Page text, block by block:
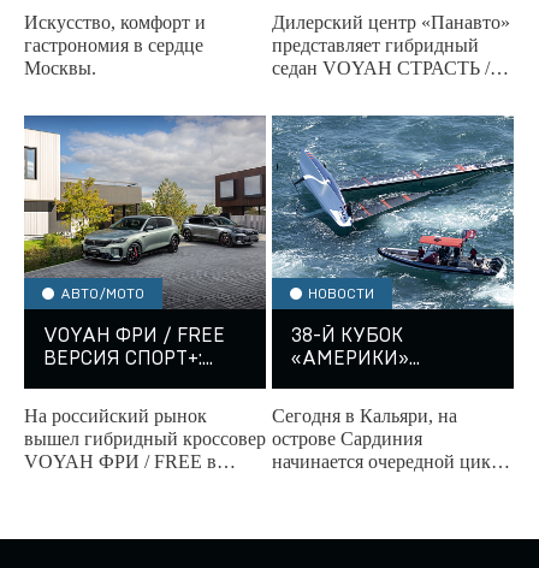
Искусство, комфорт и
гастрономия в сердце
Москвы.
СТАНОВИТСЯ
АБСОЛЮТОМ
Дилерский центр «Панавто»
представляет гибридный
седан VOYAH СТРАСТЬ /
автомобиль, а пространство,
в котором время...
АВТО/МОТО
VOYAH ФРИ / FREE
ВЕРСИЯ СПОРТ+:
1 СРЕДИ
ПРЕМИАЛЬНЫХ
ГИБРИДОВ В
РОССИИ
На российский рынок
вышел гибридный кроссовер
VOYAH ФРИ / FREE в
НОВОСТИ
38-Й КУБОК
«АМЕРИКИ»
САРДИНИИ
Сегодня в Кальяри, на
острове Сардиния
начинается очередной цикл